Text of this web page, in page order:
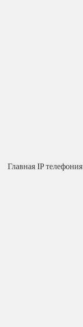
Главная IP телефония